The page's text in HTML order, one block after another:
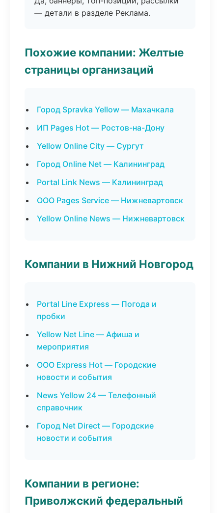
— детали в разделе Реклама.
Похожие компании: Желтые
страницы организаций
Город Spravka Yellow — Махачкала
ИП Pages Hot — Ростов-на-Дону
Yellow Online City — Сургут
Город Online Net — Калининград
Portal Link News — Калининград
ООО Pages Service — Нижневартовск
Yellow Online News — Нижневартовск
Компании в Нижний Новгород
Portal Line Express — Погода и
пробки
Yellow Net Line — Афиша и
мероприятия
ООО Express Hot — Городские
новости и события
News Yellow 24 — Телефонный
справочник
Город Net Direct — Городские
новости и события
Компании в регионе:
Приволжский федеральный